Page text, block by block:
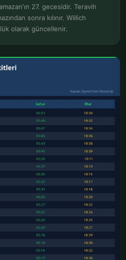
27. gecesidir. Teravih
sonra kılınır. Willich
olarak güncellenir.